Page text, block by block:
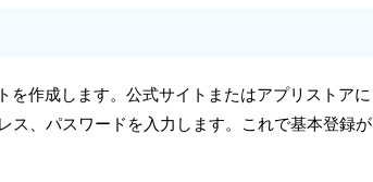
を作成します。公式サイトまたはアプリストアに
ス、パスワードを入力します。これで基本登録が